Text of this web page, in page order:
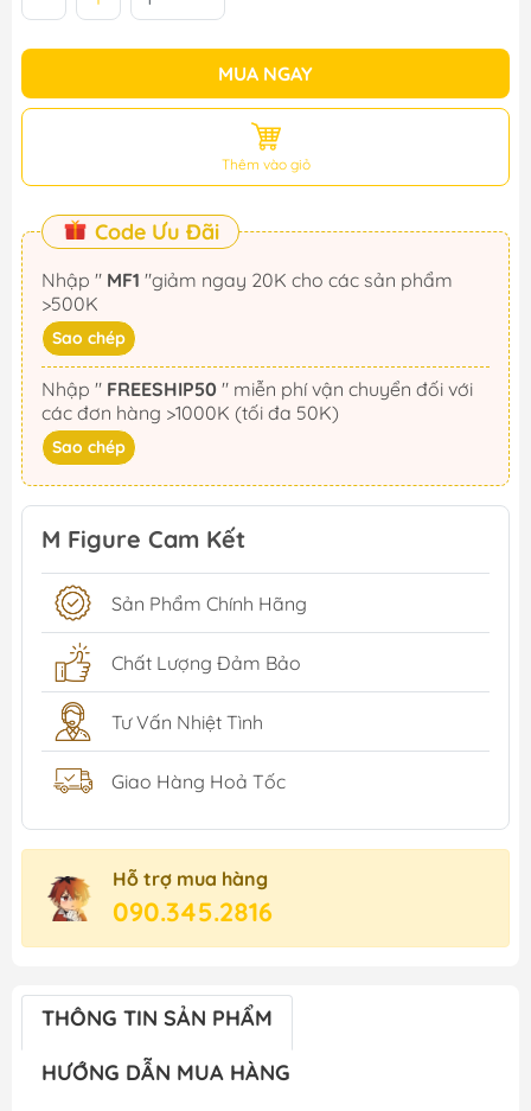
MUA NGAY
Thêm vào giỏ
Code Ưu Đãi
Nhập " MF1
>500K
Sao chép
Nhập " FREESHIP50
các đơn hàng >1000K (tối đa 50K)
Sao chép
M Figure Cam Kết
Sản Phẩm Chính Hãng
Chất Lượng Đảm Bảo
Tư Vấn Nhiệt Tình
Giao Hàng Hoả Tốc
Hỗ trợ mua hàng
090.345.2816
THÔNG TIN SẢN PHẨM
HƯỚNG DẪN MUA HÀNG